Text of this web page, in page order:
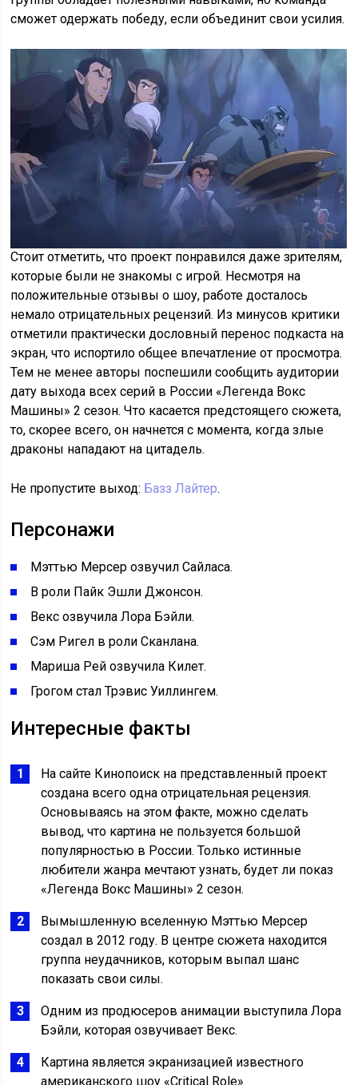
сможет одержать победу, если объединит свои усилия.
Стоит отметить, что проект понравился даже зрителям,
которые были не знакомы с игрой. Несмотря на
положительные отзывы о шоу, работе досталось
немало отрицательных рецензий. Из минусов критики
отметили практически дословный перенос подкаста на
экран, что испортило общее впечатление от просмотра.
Тем не менее авторы поспешили сообщить аудитории
дату выхода всех серий в России «Легенда Вокс
Машины» 2 сезон. Что касается предстоящего сюжета,
то, скорее всего, он начнется с момента, когда злые
драконы нападают на цитадель.
Не пропустите выход: Базз Лайтер.
Персонажи
Мэттью Мерсер озвучил Сайласа.
В роли Пайк Эшли Джонсон.
Векс озвучила Лора Бэйли.
Сэм Ригел в роли Сканлана.
Мариша Рей озвучила Килет.
Грогом стал Трэвис Уиллингем.
Интересные факты
На сайте Кинопоиск на представленный проект
создана всего одна отрицательная рецензия.
Основываясь на этом факте, можно сделать
вывод, что картина не пользуется большой
популярностью в России. Только истинные
любители жанра мечтают узнать, будет ли показ
«Легенда Вокс Машины» 2 сезон.
Вымышленную вселенную Мэттью Мерсер
создал в 2012 году. В центре сюжета находится
группа неудачников, которым выпал шанс
показать свои силы.
Одним из продюсеров анимации выступила Лора
Бэйли, которая озвучивает Векс.
Картина является экранизацией известного
американского шоу «Critical Role».